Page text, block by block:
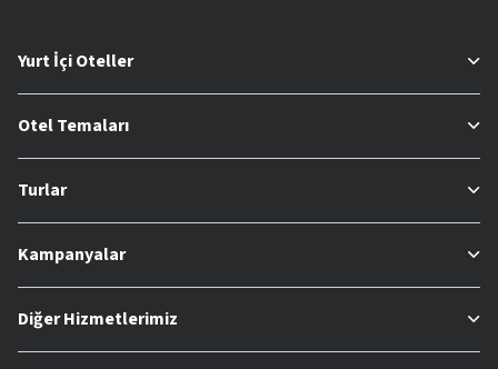
Yurt İçi Oteller
Otel Temaları
Turlar
Kampanyalar
Diğer Hizmetlerimiz